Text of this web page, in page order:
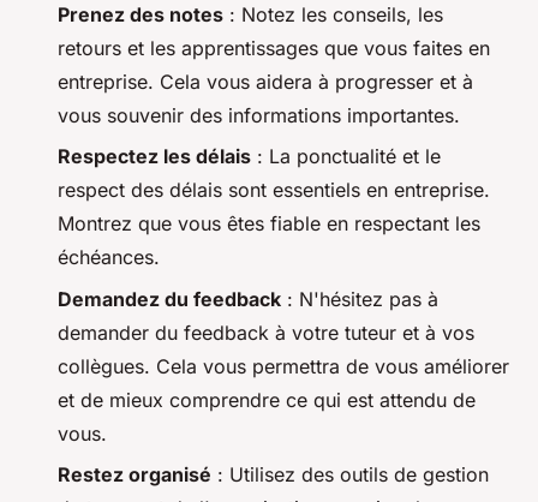
Prenez des notes : Notez les conseils, les
retours et les apprentissages que vous faites en
entreprise. Cela vous aidera à progresser et à
vous souvenir des informations importantes.
Respectez les délais : La ponctualité et le
respect des délais sont essentiels en entreprise.
Montrez que vous êtes fiable en respectant les
échéances.
Demandez du feedback : N'hésitez pas à
demander du feedback à votre tuteur et à vos
collègues. Cela vous permettra de vous améliorer
et de mieux comprendre ce qui est attendu de
vous.
Restez organisé : Utilisez des outils de gestion